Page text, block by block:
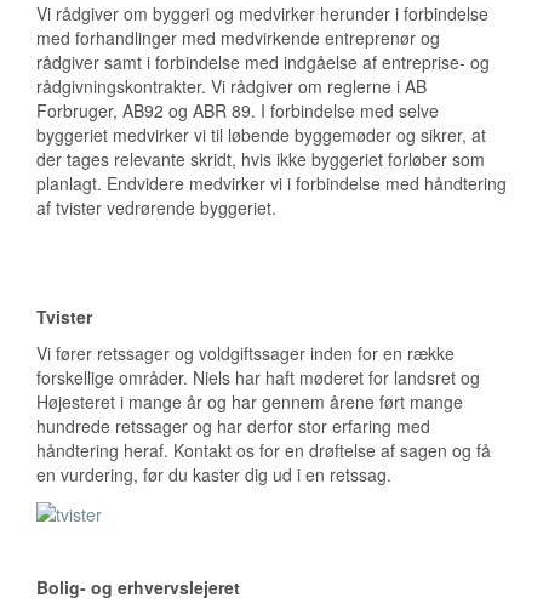
Vi rådgiver om byggeri og medvirker herunder i forbindelse
med forhandlinger med medvirkende entreprenør og
rådgiver samt i forbindelse med indgåelse af entreprise- og
rådgivningskontrakter. Vi rådgiver om reglerne i AB
Forbruger, AB92 og ABR 89. I forbindelse med selve
byggeriet medvirker vi til løbende byggemøder og sikrer, at
der tages relevante skridt, hvis ikke byggeriet forløber som
planlagt. Endvidere medvirker vi i forbindelse med håndtering
af tvister vedrørende byggeriet.
Tvister
Vi fører retssager og voldgiftssager inden for en række
forskellige områder. Niels har haft møderet for landsret og
Højesteret i mange år og har gennem årene ført mange
hundrede retssager og har derfor stor erfaring med
håndtering heraf. Kontakt os for en drøftelse af sagen og få
en vurdering, før du kaster dig ud i en retssag.
Bolig- og erhvervslejeret